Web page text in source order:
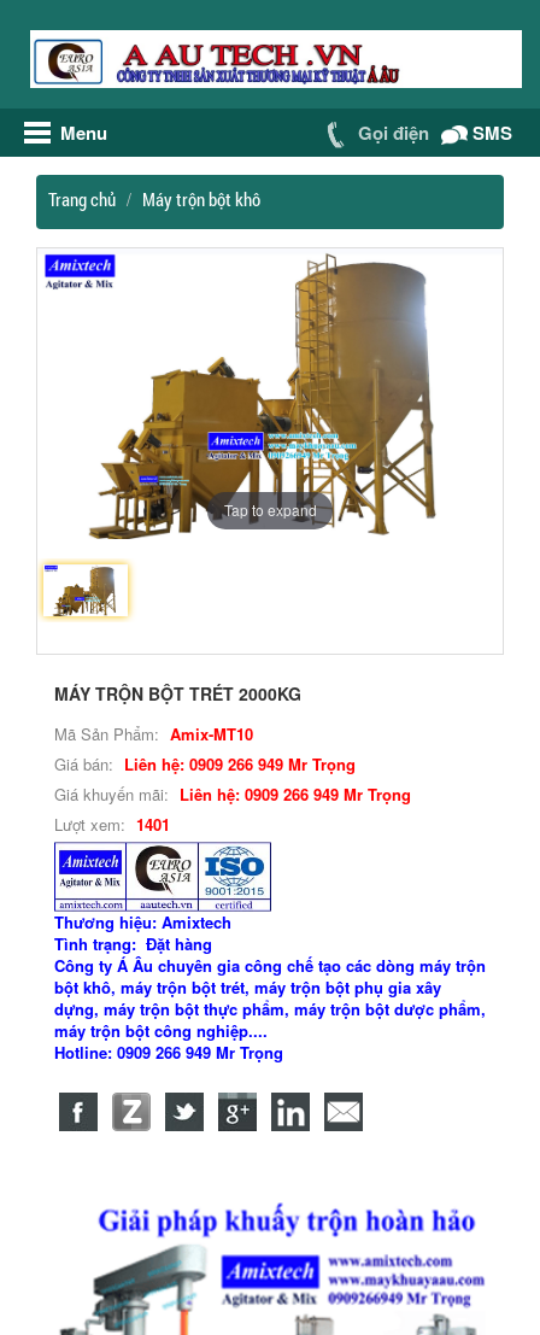
Menu Gọi điện SMS
Trang chủ Máy trộn bột khô
Tap to expand
MÁY TRỘN BỘT TRÉT 2000KG
Mã Sản Phẩm: Amix-MT10
Giá bán: Liên hệ: 0909 266 949 Mr Trọng
Giá khuyến mãi: Liên hệ: 0909 266 949 Mr Trọng
Lượt xem: 1401
Thương hiệu: Amixtech
Tình trạng: Đặt hàng
Công ty Á Âu chuyên gia công chế tạo các dòng máy trộn
bột khô, máy trộn bột trét, máy trộn bột phụ gia xây
dựng, máy trộn bột thực phẩm, máy trộn bột dược phẩm,
máy trộn bột công nghiệp....
Hotline: 0909 266 949 Mr Trọng